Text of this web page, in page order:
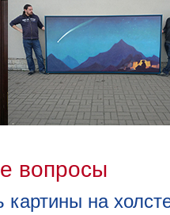
вопросы
картины на